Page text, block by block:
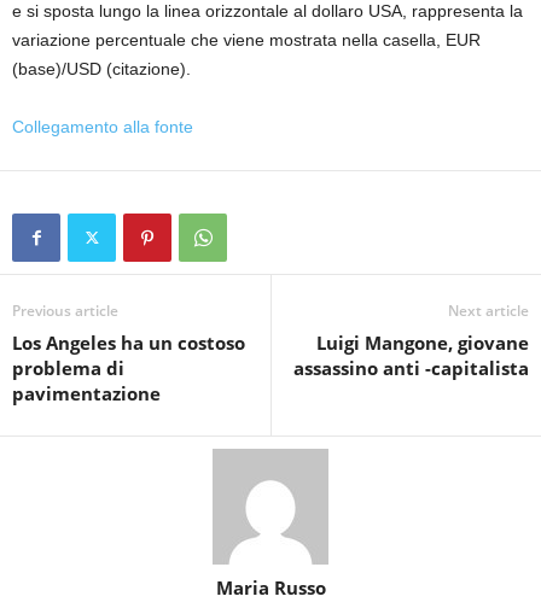
e si sposta lungo la linea orizzontale al dollaro USA, rappresenta la
variazione percentuale che viene mostrata nella casella, EUR
(base)/USD (citazione).
Collegamento alla fonte
Previous article
Los Angeles ha un costoso
problema di
pavimentazione
Next article
Luigi Mangone, giovane
assassino anti -capitalista
Maria Russo